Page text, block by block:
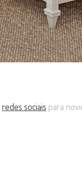
redes sociais para